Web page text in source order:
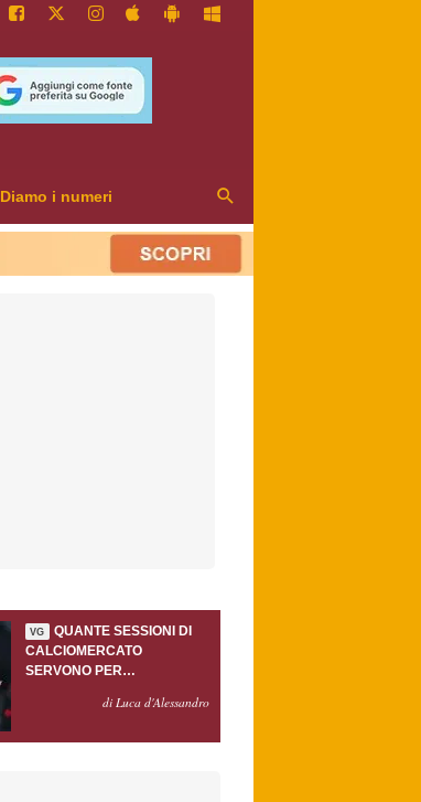
Diamo i numeri
VG
QUANTE SESSIONI DI
CALCIOMERCATO
SERVONO PER
GASPERINI?di Luca d'Alessandro